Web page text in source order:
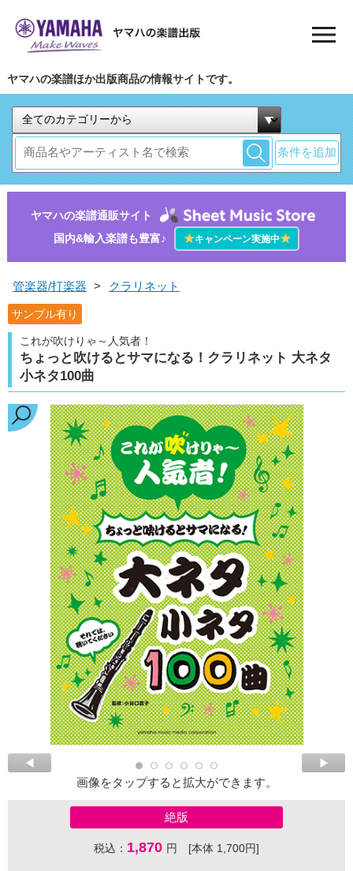
ヤマハの楽譜ほか出版商品の情報サイトです。
条件を追加
ヤマハの楽譜通販サイト
国内&輸入楽譜も豊富♪
★キャンペーン実施中★
管楽器/打楽器 > クラリネット
サンプル有り
これが吹けりゃ～人気者！
ちょっと吹けるとサマになる！クラリネット 大ネタ
小ネタ100曲
画像をタップすると拡大ができます。
絶版
税込： 1,870 円 [本体 1,700円]